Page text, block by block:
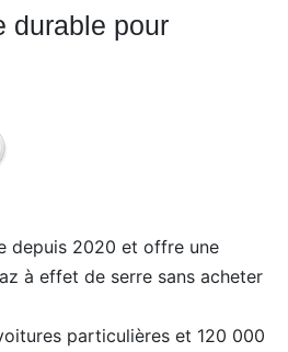
durable pour
depuis 2020 et offre une
à effet de serre sans acheter
particulières et 120 000